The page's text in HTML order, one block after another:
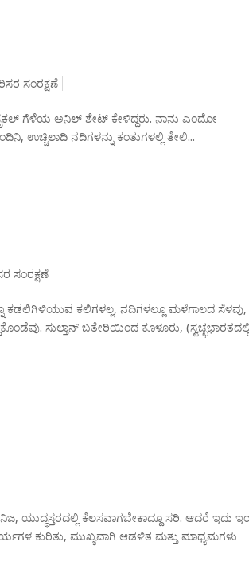
ಸಂರಕ್ಷಣೆ
ಗೆಳೆಯ ಅನಿಲ್ ಶೇಟ್ ಕೇಳಿದ್ದರು. ನಾನು ಎಂದೋ
ಉಚ್ಚಿಲಾದಿ ನದಿಗಳನ್ನು ಕಂತುಗಳಲ್ಲಿ ತೇಲಿ...
ಸಂರಕ್ಷಣೆ
ಕಡಲಿಗಿಳಿಯುವ ಕಲಿಗಳಲ್ಲ, ನದಿಗಳಲ್ಲೂ ಮಳೆಗಾಲದ ಸೆಳವು,
ಸುಲ್ತಾನ್ ಬತೇರಿಯಿಂದ ಕೂಳೂರು, (ಸ್ವಚ್ಛಭಾರತದಲ್ಲಿ
ಯುದ್ಧಸ್ತರದಲ್ಲಿ ಕೆಲಸವಾಗಬೇಕಾದ್ದೂ ಸರಿ. ಆದರೆ ಇದು
ಕುರಿತು, ಮುಖ್ಯವಾಗಿ ಆಡಳಿತ ಮತ್ತು ಮಾಧ್ಯಮಗಳು